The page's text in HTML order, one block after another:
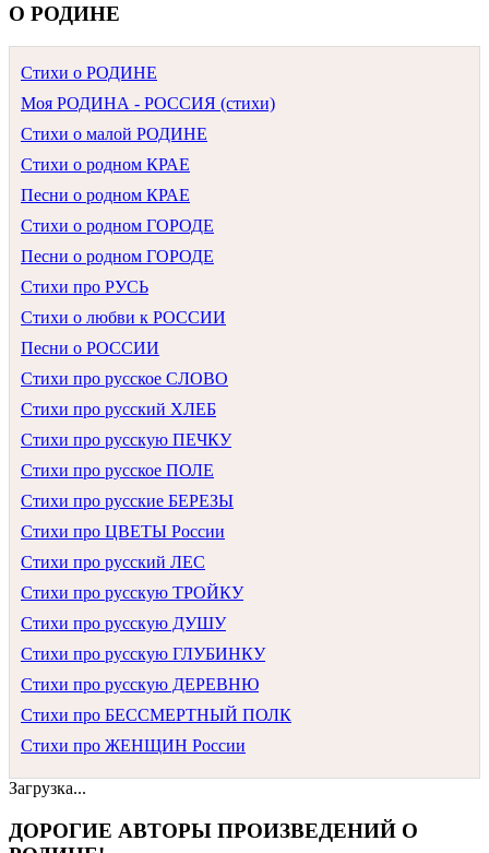
О РОДИНЕ
Стихи о РОДИНЕ
Моя РОДИНА - РОССИЯ (стихи)
Стихи о малой РОДИНЕ
Стихи о родном КРАЕ
Песни о родном КРАЕ
Стихи о родном ГОРОДЕ
Песни о родном ГОРОДЕ
Стихи про РУСЬ
Стихи о любви к РОССИИ
Песни о РОССИИ
Стихи про русское СЛОВО
Стихи про русский ХЛЕБ
Стихи про русскую ПЕЧКУ
Стихи про русское ПОЛЕ
Стихи про русские БЕРЕЗЫ
Стихи про ЦВЕТЫ России
Стихи про русский ЛЕС
Стихи про русскую ТРОЙКУ
Стихи про русскую ДУШУ
Стихи про русскую ГЛУБИНКУ
Стихи про русскую ДЕРЕВНЮ
Стихи про БЕССМЕРТНЫЙ ПОЛК
Стихи про ЖЕНЩИН России
Загрузка...
ДОРОГИЕ АВТОРЫ ПРОИЗВЕДЕНИЙ О